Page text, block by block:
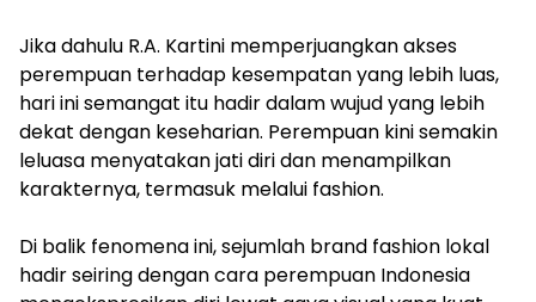
Jika dahulu R.A. Kartini memperjuangkan akses
perempuan terhadap kesempatan yang lebih luas,
hari ini semangat itu hadir dalam wujud yang lebih
dekat dengan keseharian. Perempuan kini semakin
leluasa menyatakan jati diri dan menampilkan
karakternya, termasuk melalui fashion.
Di balik fenomena ini, sejumlah brand fashion lokal
hadir seiring dengan cara perempuan Indonesia